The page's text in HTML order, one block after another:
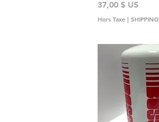
Prix
37,00 $ US
Hors Taxe | SHIPPING